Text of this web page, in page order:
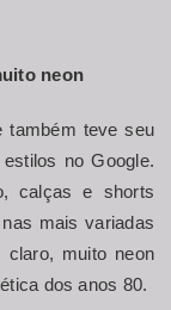
neon
também teve seu
no Google.
calças e shorts
mais variadas
muito neon
dos anos 80.